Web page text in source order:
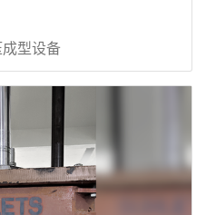
型设备